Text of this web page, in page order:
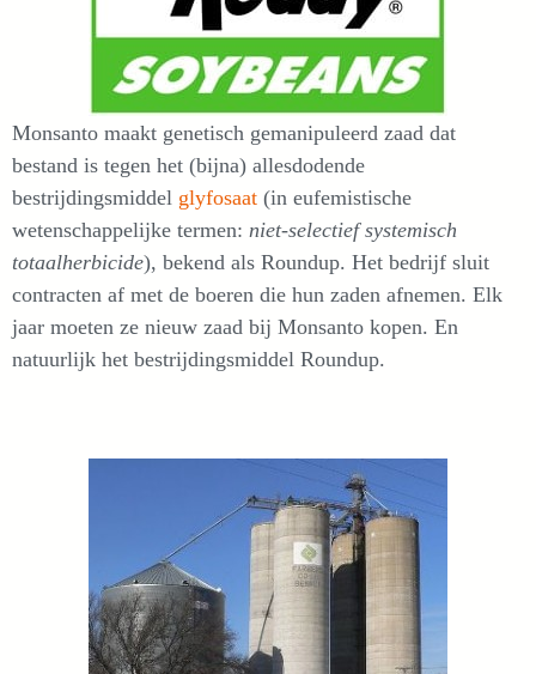
Monsanto maakt genetisch gemanipuleerd zaad dat
bestand is tegen het (bijna) allesdodende
bestrijdingsmiddel glyfosaat (in eufemistische
wetenschappelijke termen: niet-selectief systemisch
totaalherbicide), bekend als Roundup. Het bedrijf sluit
contracten af met de boeren die hun zaden afnemen. Elk
jaar moeten ze nieuw zaad bij Monsanto kopen. En
natuurlijk het bestrijdingsmiddel Roundup.